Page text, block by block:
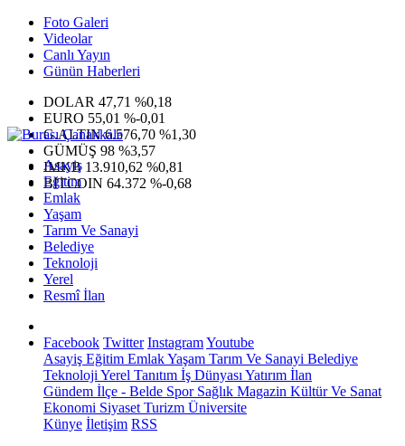
Foto Galeri
Videolar
Canlı Yayın
Günün Haberleri
DOLAR 47,71 %0,18
EURO 55,01 %-0,01
G.ALTIN6.576,70 %1,30
GÜMÜŞ 98 %3,57
IMKB 13.910,62 %0,81
BITCOIN 64.372 %-0,68
Asayiş
Eğitim
Emlak
Yaşam
Tarım Ve Sanayi
Belediye
Teknoloji
Yerel
Resmî İlan
Facebook Twitter InstagramYoutube
Asayiş Eğitim EmlakYaşam Tarım Ve Sanayi Belediye
Teknoloji Yerel Tanıtım İş Dünyası Yatırım İlan
Gündem İlçe - Belde SporSağlık Magazin Kültür Ve Sanat
Ekonomi Siyaset Turizm Üniversite
Künye İletişim RSS